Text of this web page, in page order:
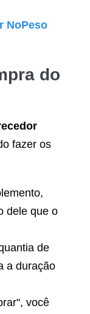
NoPeso
do
fazer os
dele que o
de
a duração
você